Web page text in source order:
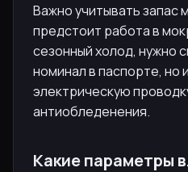
Важно учитывать запас
предстоит работа в
сезонный холод, нужно
номинал в паспорте, но
электрическую
антиобледенения.
Какие параметры